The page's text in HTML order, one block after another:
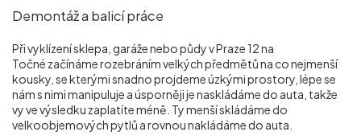
Demontáž a balicí práce
Při vyklízení sklepa, garáže nebo půdy v Praze 12 na
Točné začínáme rozebráním velkých předmětů na co nejmenší
kousky, se kterými snadno projdeme úzkými prostory, lépe se
nám s nimi manipuluje a úsporněji je naskládáme do auta, takže
vy ve výsledku zaplatíte méně. Ty menší skládáme do
velkoobjemových pytlů a rovnou nakládáme do auta.